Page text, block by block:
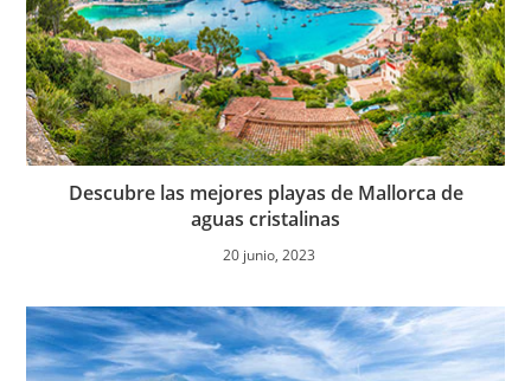
Descubre las mejores playas de Mallorca de
aguas cristalinas
20 junio, 2023